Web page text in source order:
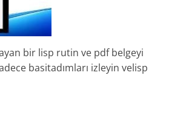
bir lisp rutin ve pdf belgeyi
basitadımları izleyin velisp